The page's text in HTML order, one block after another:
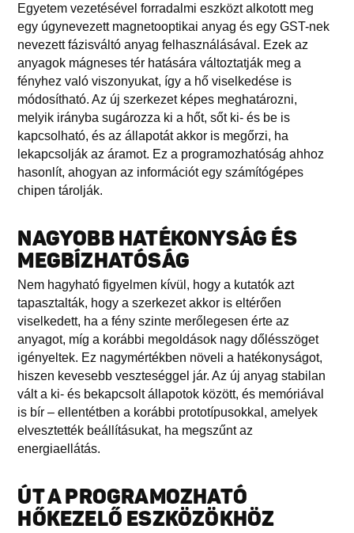
Egyetem vezetésével forradalmi eszközt alkotott meg
egy úgynevezett magnetooptikai anyag és egy GST-nek
nevezett fázisváltó anyag felhasználásával. Ezek az
anyagok mágneses tér hatására változtatják meg a
fényhez való viszonyukat, így a hő viselkedése is
módosítható. Az új szerkezet képes meghatározni,
melyik irányba sugározza ki a hőt, sőt ki- és be is
kapcsolható, és az állapotát akkor is megőrzi, ha
lekapcsolják az áramot. Ez a programozhatóság ahhoz
hasonlít, ahogyan az információt egy számítógépes
chipen tárolják.
NAGYOBB HATÉKONYSÁG ÉS
MEGBÍZHATÓSÁG
Nem hagyható figyelmen kívül, hogy a kutatók azt
tapasztalták, hogy a szerkezet akkor is eltérően
viselkedett, ha a fény szinte merőlegesen érte az
anyagot, míg a korábbi megoldások nagy dőlésszöget
igényeltek. Ez nagymértékben növeli a hatékonyságot,
hiszen kevesebb veszteséggel jár. Az új anyag stabilan
vált a ki- és bekapcsolt állapotok között, és memóriával
is bír – ellentétben a korábbi prototípusokkal, amelyek
elvesztették beállításukat, ha megszűnt az
energiaellátás.
ÚT A PROGRAMOZHATÓ
HŐKEZELŐ ESZKÖZÖKHÖZ